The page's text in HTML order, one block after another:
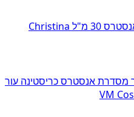
סרום משקם עשיר בלחות אנסטרס 30 מ"ל Christina